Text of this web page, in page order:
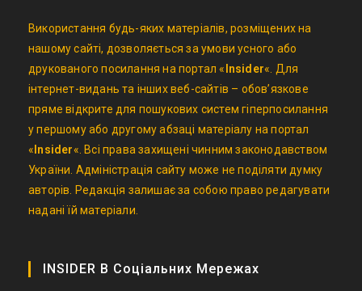
Використання будь-яких матеріалів, розміщених на
нашому сайті, дозволяється за умови усного або
друкованого посилання на портал « Insider«. Для
інтернет-видань та інших веб-сайтів – обов’язкове
пряме відкрите для пошукових систем гіперпосилання
у першому або другому абзаці матеріалу на портал
« Insider«. Всі права захищені чинним законодавством
України. Адміністрація сайту може не поділяти думку
авторів. Редакція залишає за собою право редагувати
надані їй матеріали.
INSIDER В Соціальних Мережах